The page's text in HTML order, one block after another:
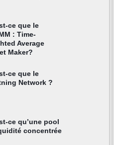
ce que le
: Time-
Average
Maker?
ce que le
Network ?
ce qu’une pool
concentrée